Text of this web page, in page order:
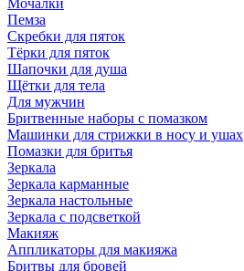
Мочалки
Пемза
Скребки для пяток
Тёрки для пяток
Шапочки для душа
Щётки для тела
Для мужчин
Бритвенные наборы с помазком
Машинки для стрижки в носу и ушах
Помазки для бритья
Зеркала
Зеркала карманные
Зеркала настольные
Зеркала с подсветкой
Макияж
Аппликаторы для макияжа
Бритвы для бровей